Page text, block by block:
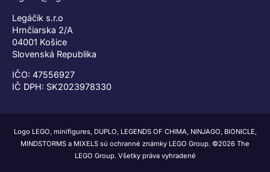
Legáčik s.r.o
Hrnčiarska 2/A
04001 Košice
Slovenská Republika
IČO: 47556927
IČ DPH: SK2023978330
Logo LEGO, minifigures, DUPLO, LEGENDS OF CHIMA, NINJAGO, BIONICLE,
MINDSTORMS a MIXELS sú ochranné známky LEGO Group. ©2026 The
LEGO Group. Všetky práva vyhradené